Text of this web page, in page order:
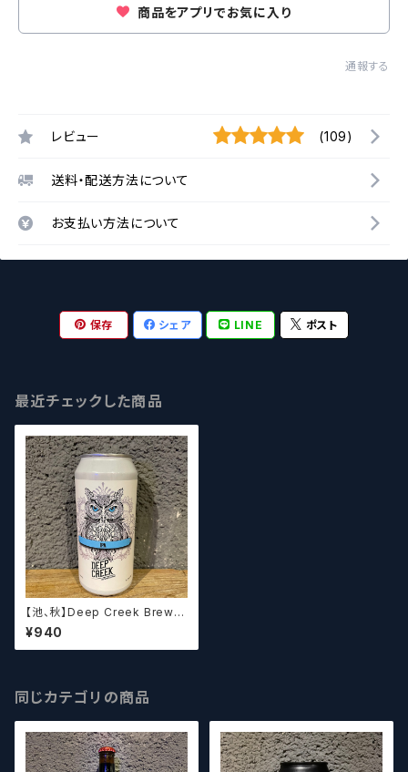
商品をアプリでお気に入り
通報する
レビュー (109)
送料・配送方法について
お支払い方法について
保存 シェア LINE ポスト
最近チェックした商品
【池、秋】Deep Creek Brewin
g Co. Wisdom ディープクリ
ーク ウィズダム
¥940
同じカテゴリの商品